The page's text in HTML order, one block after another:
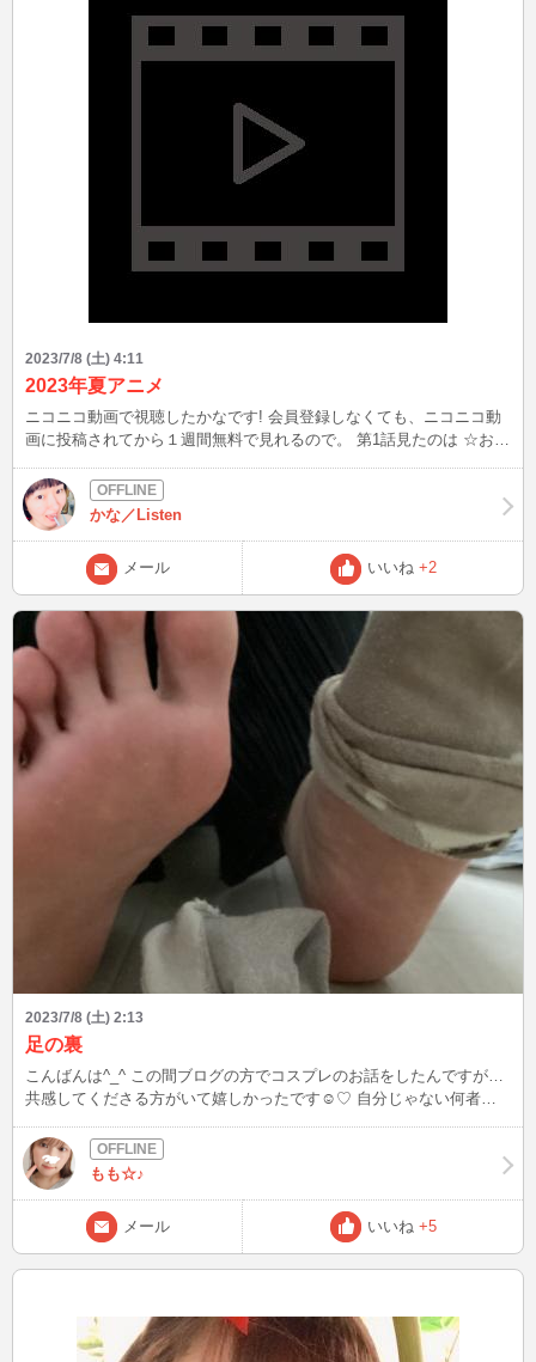
2023/7/8 (土) 4:11
2023年夏アニメ
ニコニコ動画で視聴したかなです! 会員登録しなくても、ニコニコ動
画に投稿されてから１週間無料で見れるので。 第1話見たのは ☆おか
アトリエ ～常闇の女王と秘密の隠れ家～』 ☆わたしの幸せな結婚 途
中で辞めようかなと検討している作品もあれば、面白そうだから最後
まで見てみようかなと思っているのも･･･! 最低第3話ぐらい目安に判
断してもいいかなと。 第1話だけじゃわからないし、情報不足なとこ
ろもあるので(；´∀｀) 皆さんは、2023年夏アニメ何見ましたか？ 次
は7/8(土)22:00～04:30です！ いよいよ夏本番を迎えます、暑さに負け
ず健康に過ごしましょう♪
かな／Listen
メール いいね +2
2023/7/8 (土) 2:13
足の裏
こんばんは^_^ この間ブログの方でコスプレのお話をしたんですが…
共感してくださる方がいて嬉しかったです☺️♡ 自分じゃない何者か
ぐ靴下を脱ぎたくなりませんか？ わたしは玄関に上がったらすぐ脱
いで足の汚れを見ます（笑） きょうはあんまり汚れてないみたいだ
もも☆♪
メール いいね +5